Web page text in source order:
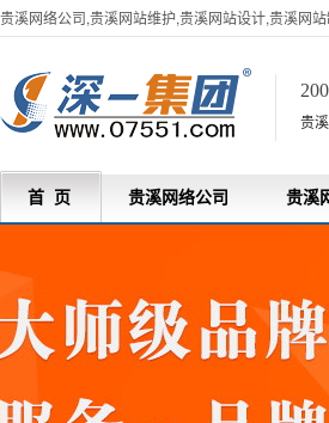
贵溪网络公司,贵溪网站维护,贵溪网站设计,贵溪网
贵
首 页 贵溪网络公司 贵溪